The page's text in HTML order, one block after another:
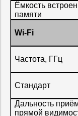
Ёмкость
памяти
Wi-Fi
Частота, ГГц
Стандарт
Дальность
прямой